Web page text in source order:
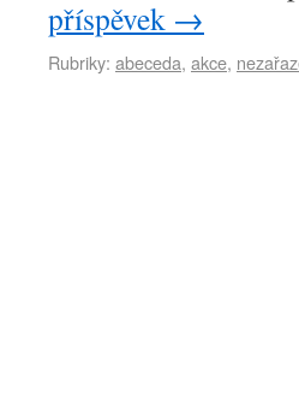
příspěvek →
Rubriky: abeceda, akce,